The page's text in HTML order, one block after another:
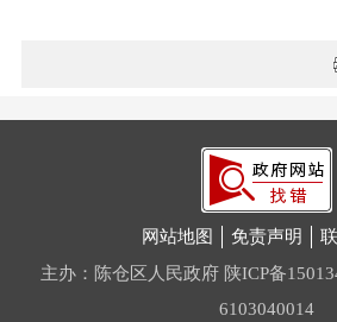
网站地图 免责声明
主办：陈仓区人民政府 陕ICP备
6103040014